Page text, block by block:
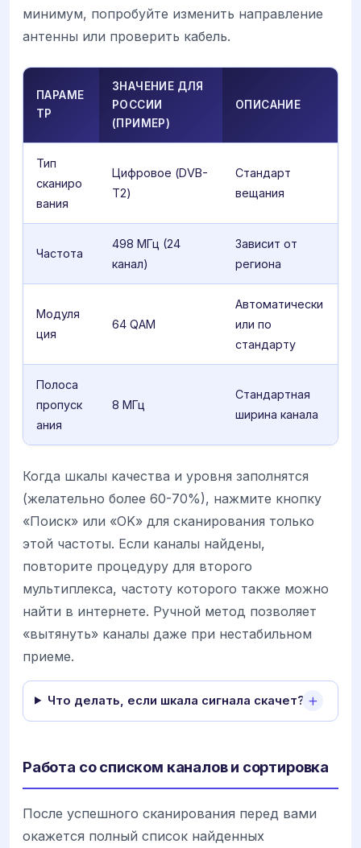
минимум, попробуйте изменить направление
антенны или проверить кабель.
ПАРАМЕ
ТР
ЗНАЧЕНИЕ ДЛЯ
РОССИИ
(ПРИМЕР)
ОПИСАНИЕ
Тип
сканиро
вания
Цифровое (DVB-
T2)
Стандарт
вещания
Частота
498 МГц (24
канал)
Зависит от
региона
Модуля
ция
64 QAM
Автоматически
или по
стандарту
Полоса
пропуск
ания
8 МГц
Стандартная
ширина канала
Когда шкалы качества и уровня заполнятся
(желательно более 60-70%), нажмите кнопку
«Поиск» или «OK» для сканирования только
этой частоты. Если каналы найдены,
повторите процедуру для второго
мультиплекса, частоту которого также можно
найти в интернете. Ручной метод позволяет
«вытянуть» каналы даже при нестабильном
приеме.
Что делать, если шкала сигнала скачет?
Работа со списком каналов и сортировка
После успешного сканирования перед вами
окажется полный список найденных